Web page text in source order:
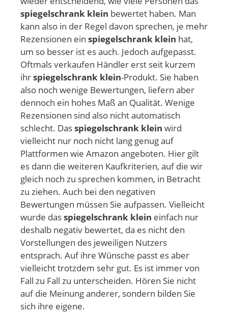
spiegelschrank klein bewertet haben. Man
kann also in der Regel davon sprechen, je mehr
Rezensionen ein spiegelschrank klein hat,
um so besser ist es auch. Jedoch aufgepasst.
Oftmals verkaufen Händler erst seit kurzem
ihrspiegelschrank klein-Produkt. Sie haben
also noch wenige Bewertungen, liefern aber
dennoch ein hohes Maß an Qualität. Wenige
Rezensionen sind also nicht automatisch
schlecht. Dasspiegelschrank klein wird
vielleicht nur noch nicht lang genug auf
Plattformen wie Amazon angeboten. Hier gilt
es dann die weiteren Kaufkriterien, auf die wir
gleich noch zu sprechen kommen, in Betracht
zu ziehen. Auch bei den negativen
Bewertungen müssen Sie aufpassen. Vielleicht
wurde dasspiegelschrank klein einfach nur
deshalb negativ bewertet, da es nicht den
Vorstellungen des jeweiligen Nutzers
entsprach. Auf ihre Wünsche passt es aber
vielleicht trotzdem sehr gut. Es ist immer von
Fall zu Fall zu unterscheiden. Hören Sie nicht
auf die Meinung anderer, sondern bilden Sie
sich ihre eigene.